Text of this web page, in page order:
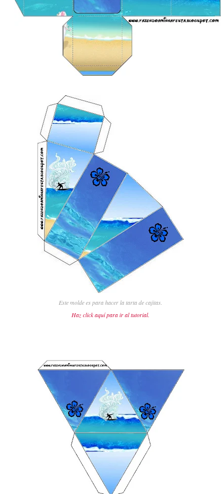
Este molde es para hacer la tarta de cajitas.
Haz click aquí para ir al tutorial.